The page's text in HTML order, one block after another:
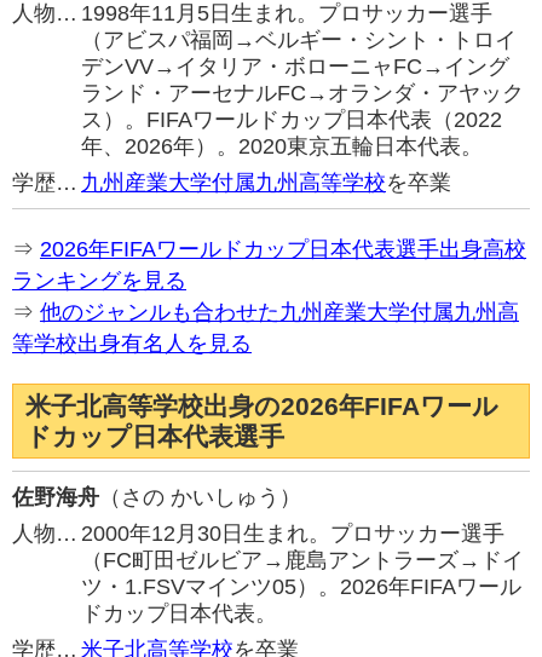
人物… 1998年11月5日生まれ。プロサッカー選手
（アビスパ福岡→ベルギー・シント・トロイ
デンVV→イタリア・ボローニャFC→イング
ランド・アーセナルFC→オランダ・アヤック
ス）。FIFAワールドカップ日本代表（2022
年、2026年）。2020東京五輪日本代表。
学歴… 九州産業大学付属九州高等学校を卒業
⇒ 2026年FIFAワールドカップ日本代表選手出身高校
ランキングを見る
⇒ 他のジャンルも合わせた九州産業大学付属九州高
等学校出身有名人を見る
米子北高等学校出身の2026年FIFAワール
ドカップ日本代表選手
佐野海舟 （さの かいしゅう）
人物… 2000年12月30日生まれ。プロサッカー選手
（FC町田ゼルビア→鹿島アントラーズ→ドイ
ツ・1.FSVマインツ05）。2026年FIFAワール
ドカップ日本代表。
学歴… 米子北高等学校を卒業